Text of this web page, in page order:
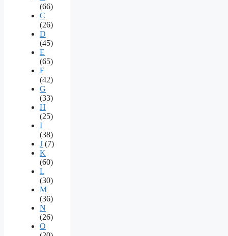
(66)
C
(26)
D
(45)
E
(65)
F
(42)
G
(33)
H
(25)
I
(38)
J (7)
K
(60)
L
(30)
M
(36)
N
(26)
O